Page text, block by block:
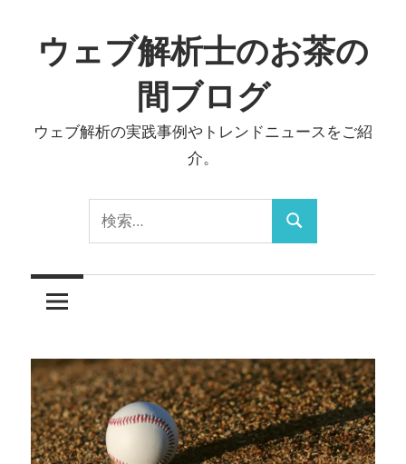
ン
へ
ウェブ解析士のお茶の
間ブログ
ウェブ解析の実践事例やトレンドニュースをご紹
介。
索:
検